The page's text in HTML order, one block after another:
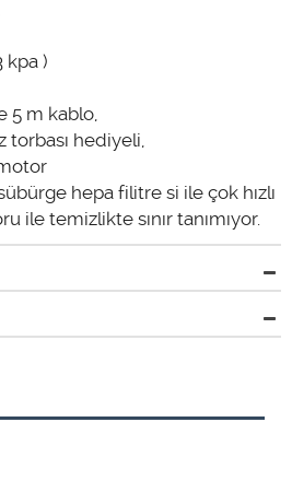
kpa )
5 m kablo,
torbası hediyeli,
hepa filitre si ile çok hızlı
ile temizlikte sınır tanımıyor.